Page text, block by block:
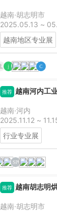
越南·胡志明市
2025.05.13 ~
越南地区专业展
推荐 越南河内工
越南·河内
2025.11.12 ~
行业专业展
推荐 越南胡志明
越南·胡志明市